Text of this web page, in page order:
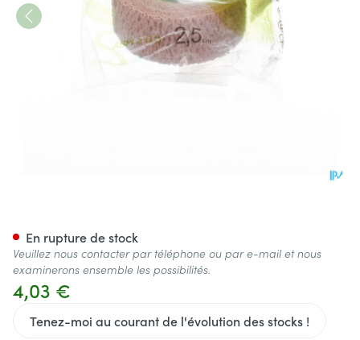
4,03 €
Tenez-moi au courant de l'évolution des stocks !
En rupture de stock
Veuillez nous contacter par téléphone ou par e-mail et nous
examinerons ensemble les possibilités.